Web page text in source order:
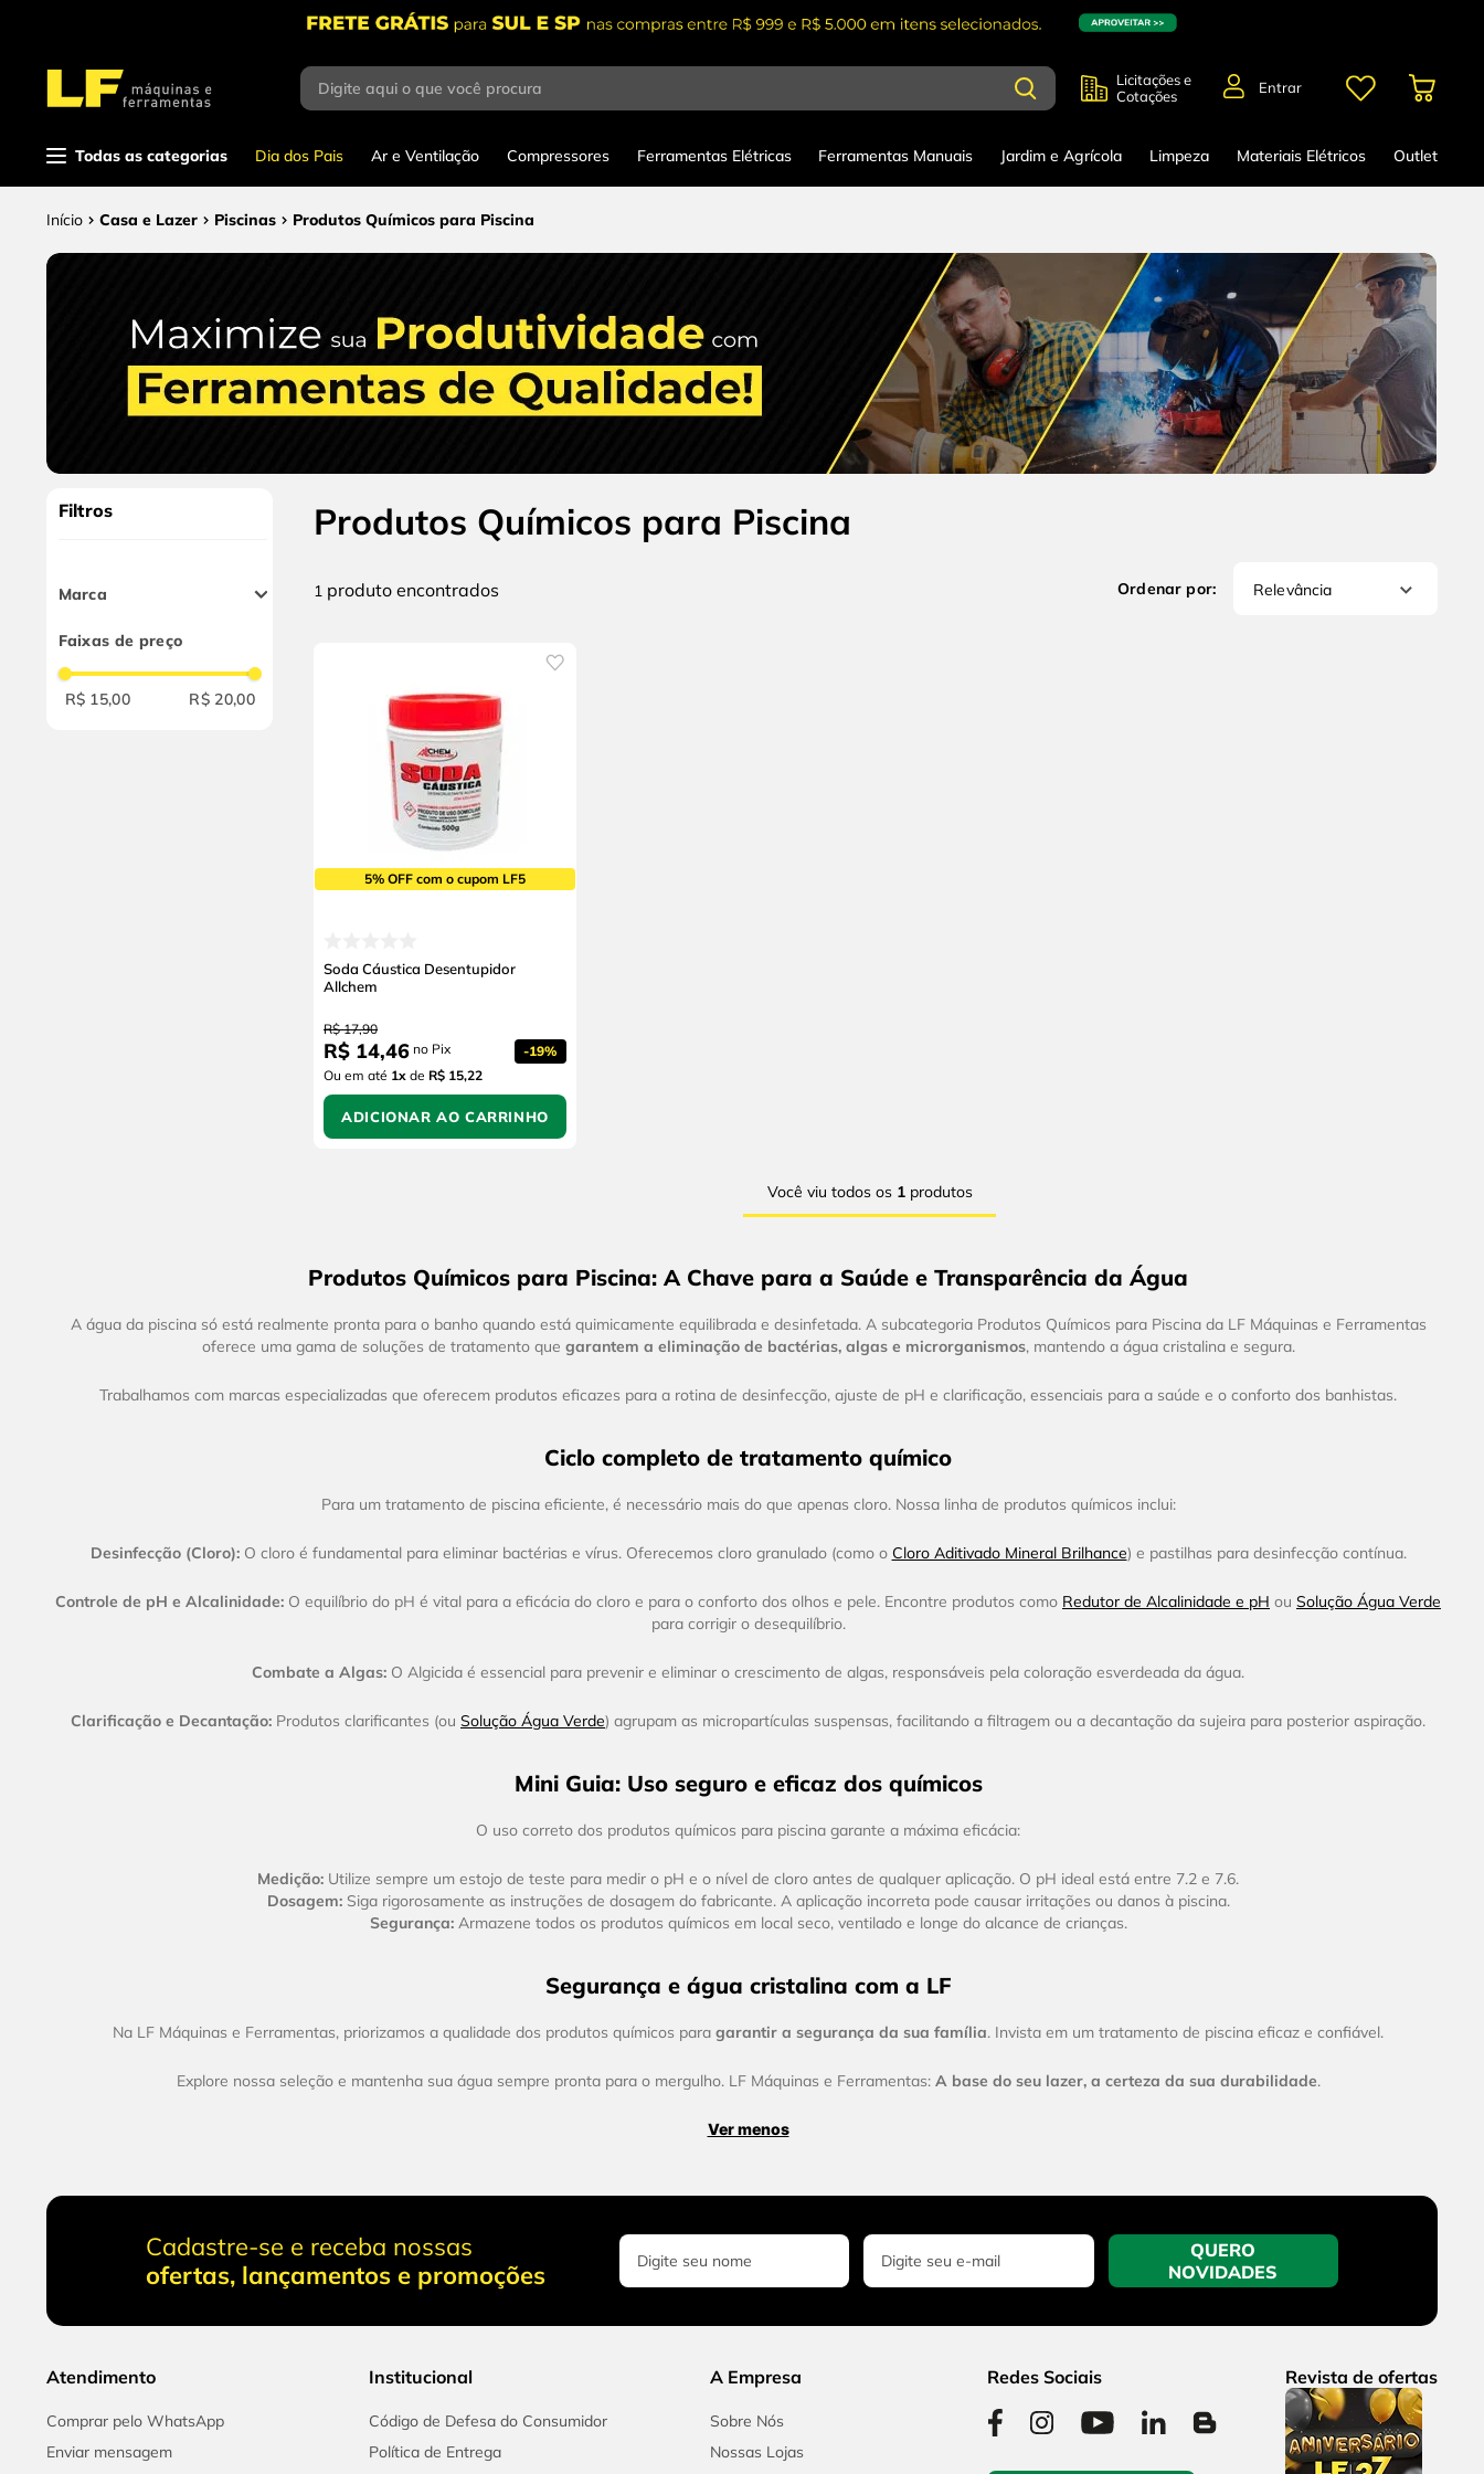
Digite aqui o que você procura
Licitações e
Cotações
Entrar
Todas as categorias Dia dos Pais Ar e Ventilação Compressores Ferramentas Elétricas Ferramentas Manuais Jardim e Agrícola Limpeza Materiais Elétricos Outlet
Casa e Lazer Piscinas Produtos Químicos para Piscina
Filtros
Marca
Faixas de preço
R$ 15,00 R$ 20,00
Produtos Químicos para Piscina
1 produto Relevância
5% OFF com o cupom LF5
Soda Cáustica Desentupidor
Allchem
R$ 17,90
R$ 14,46 no Pix -19%
Ou em até 1x de R$ 15,22
ADICIONAR AO CARRINHO
Você viu todos os 1produtos
Produtos Químicos para Piscina: A Chave para a Saúde e Transparência da Água
A água da piscina só está realmente pronta para o banho quando está quimicamente equilibrada e desinfetada. A subcategoria Produtos Químicos para Piscina da LF Máquinas e Ferramentas
oferece uma gama de soluções de tratamento que garantem a eliminação de bactérias, algas e microrganismos, mantendo a água cristalina e segura.
Trabalhamos com marcas especializadas que oferecem produtos eficazes para a rotina de desinfecção, ajuste de pH e clarificação, essenciais para a saúde e o conforto dos banhistas.
Ciclo completo de tratamento químico
Para um tratamento de piscina eficiente, é necessário mais do que apenas cloro. Nossa linha de produtos químicos inclui:
Desinfecção (Cloro):O cloro é fundamental para eliminar bactérias e vírus. Oferecemos cloro granulado (como o Cloro Aditivado Mineral Brilhance) e pastilhas para desinfecção contínua.
Controle de pH e Alcalinidade: O equilíbrio do pH é vital para a eficácia do cloro e para o conforto dos olhos e pele. Encontre produtos como Redutor de Alcalinidade e pH ou Solução Água Verde
para corrigir o desequilíbrio.
Combate a Algas: O Algicida é essencial para prevenir e eliminar o crescimento de algas, responsáveis pela coloração esverdeada da água.
Clarificação e Decantação: Produtos clarificantes (ou Solução Água Verde) agrupam as micropartículas suspensas, facilitando a filtragem ou a decantação da sujeira para posterior aspiração.
Mini Guia: Uso seguro e eficaz dos químicos
O uso correto dos produtos químicos para piscina garante a máxima eficácia:
Medição: Utilize sempre um estojo de teste para medir o pH e o nível de cloro antes de qualquer aplicação. O pH ideal está entre 7.2 e 7.6.
Dosagem:Siga rigorosamente as instruções de dosagem do fabricante. A aplicação incorreta pode causar irritações ou danos à piscina.
Segurança:Armazene todos os produtos químicos em local seco, ventilado e longe do alcance de crianças.
Segurança e água cristalina com a LF
Na LF Máquinas e Ferramentas, priorizamos a qualidade dos produtos químicos para garantir a segurança da sua família. Invista em um tratamento de piscina eficaz e confiável.
Explore nossa seleção e mantenha sua água sempre pronta para o mergulho. LF Máquinas e Ferramentas: A base do seu lazer, a certeza da sua durabilidade.
Ver menos
Cadastre-se e receba nossas
ofertas, lançamentos e promoções
QUERO
NOVIDADES
Atendimento
Comprar pelo WhatsApp
Enviar mensagem
Institucional
Código de Defesa do Consumidor
Política de Entrega
A Empresa
Sobre Nós
Nossas Lojas
Redes Sociais Revista de ofertas
Termos mais buscados
caixa ferramentas
chave impacto